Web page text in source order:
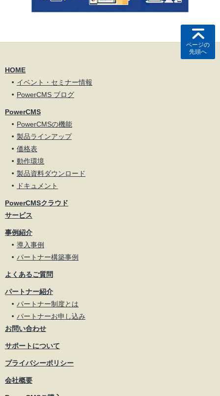
ページの
先頭へ
HOME
イベント・セミナー情報
PowerCMS ブログ
PowerCMS
PowerCMSの機能
製品ラインアップ
価格表
動作環境
製品資料ダウンロード
ドキュメント
PowerCMSクラウド
サービス
事例紹介
導入事例
パートナー構築事例
よくあるご質問
パートナー紹介
パートナー制度とは
パートナーお申し込み
お問い合わせ
サポートについて
プライバシーポリシー
会社概要